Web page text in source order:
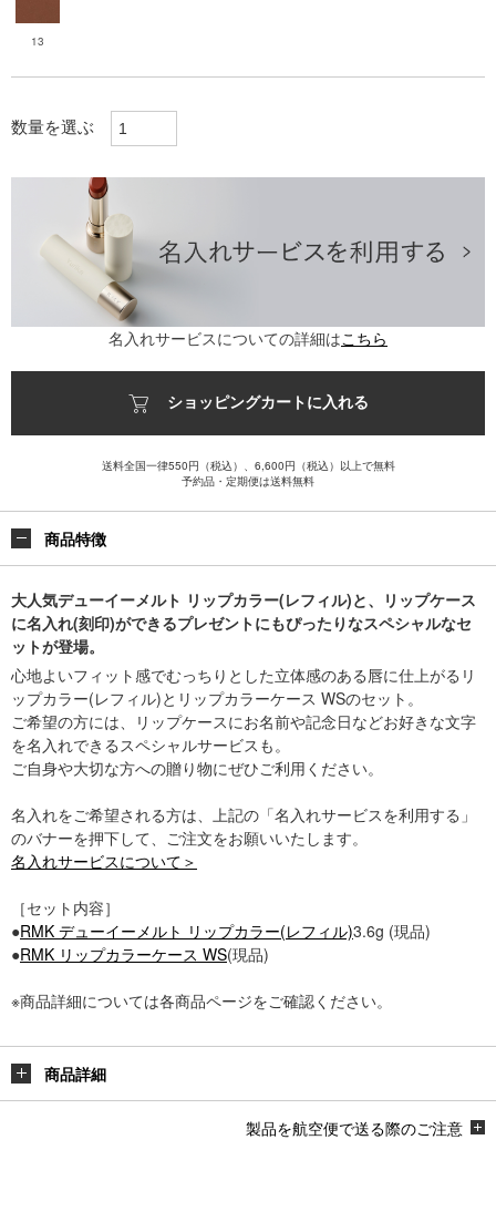
13
数量を選ぶ
名入れサービスについての詳細はこちら
ショッピングカートに入れる
送料全国一律550円（税込）、6,600円（税込）以上で無料
予約品・定期便は送料無料
商品特徴
大人気デューイーメルト リップカラー(レフィル)と、リップケース
に名入れ(刻印)ができるプレゼントにもぴったりなスペシャルなセ
ットが登場。
心地よいフィット感でむっちりとした立体感のある唇に仕上がるリ
ップカラー(レフィル)とリップカラーケース WSのセット。
ご希望の方には、リップケースにお名前や記念日などお好きな文字
を名入れできるスペシャルサービスも。
ご自身や大切な方への贈り物にぜひご利用ください。
名入れをご希望される方は、上記の「名入れサービスを利用する」
のバナーを押下して、ご注文をお願いいたします。
名入れサービスについて＞
［セット内容］
●RMK デューイーメルト リップカラー(レフィル)3.6g (現品)
●RMK リップカラーケース WS(現品)
※商品詳細については各商品ページをご確認ください。
商品詳細
製品を航空便で送る際のご注意